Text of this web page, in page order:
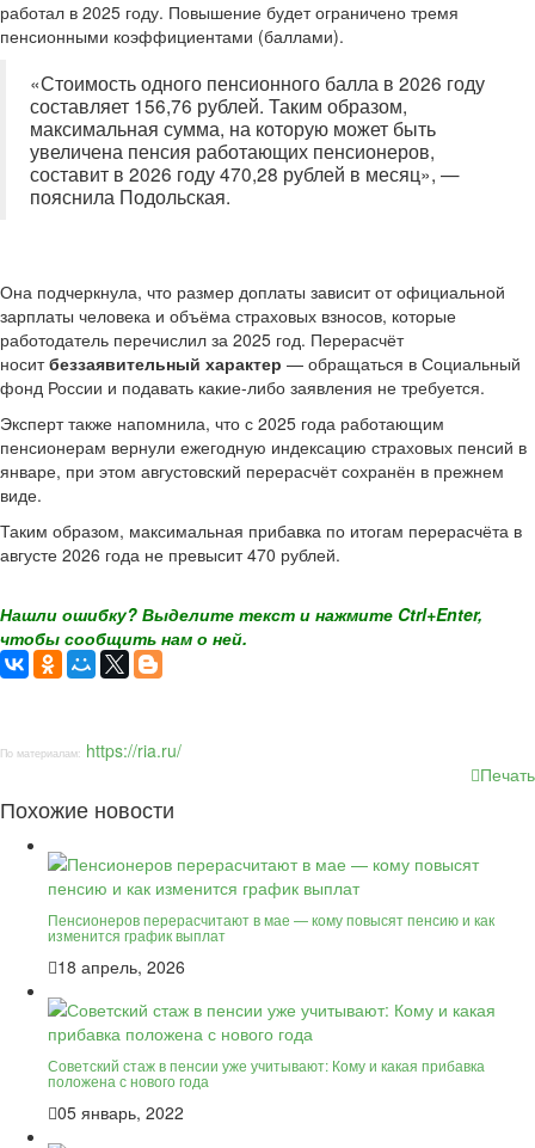
работал в 2025 году. Повышение будет ограничено тремя
пенсионными коэффициентами (баллами).
«Стоимость одного пенсионного балла в 2026 году
составляет 156,76 рублей. Таким образом,
максимальная сумма, на которую может быть
увеличена пенсия работающих пенсионеров,
составит в 2026 году 470,28 рублей в месяц», —
пояснила Подольская.
Она подчеркнула, что размер доплаты зависит от официальной
зарплаты человека и объёма страховых взносов, которые
работодатель перечислил за 2025 год. Перерасчёт
носитбеззаявительный характер — обращаться в Социальный
фонд России и подавать какие-либо заявления не требуется.
Эксперт также напомнила, что с 2025 года работающим
пенсионерам вернули ежегодную индексацию страховых пенсий в
январе, при этом августовский перерасчёт сохранён в прежнем
виде.
Таким образом, максимальная прибавка по итогам перерасчёта в
августе 2026 года не превысит 470 рублей.
Нашли ошибку? Выделите текст и нажмите Ctrl+Enter,
чтобы сообщить нам о ней.
По материалам: https://ria.ru/
Печать
Похожие новости
Пенсионеров перерасчитают в мае — кому повысят пенсию и как
изменится график выплат
18 апрель, 2026
Советский стаж в пенсии уже учитывают: Кому и какая прибавка
положена с нового года
05 январь, 2022